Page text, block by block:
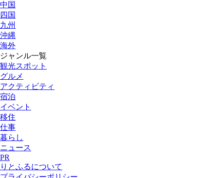
中国
四国
九州
沖縄
海外
ジャンル一覧
観光スポット
グルメ
アクティビティ
宿泊
イベント
移住
仕事
暮らし
ニュース
PR
りとふるについて